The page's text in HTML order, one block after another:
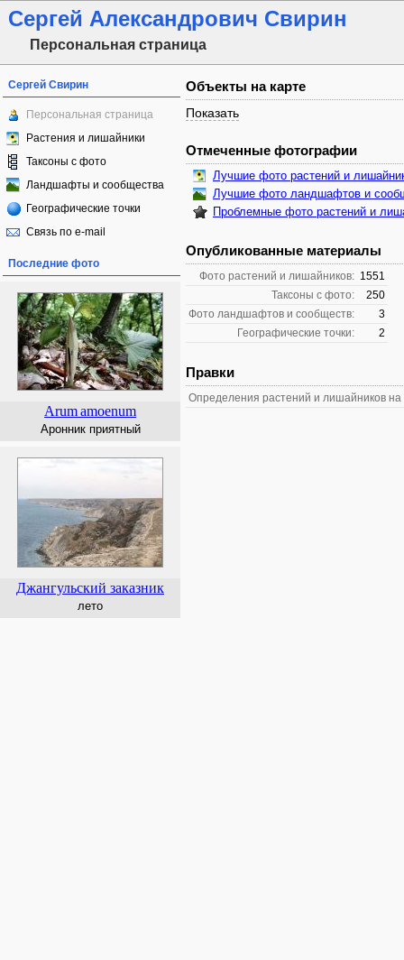
Сергей Александрович Свирин
Персональная страница
Сергей Свирин
Персональная страница
Растения и лишайники
Таксоны с фото
Ландшафты и сообщества
Географические точки
Связь по e-mail
Последние фото
Arumamoenum
Аронник приятный
Джангульский заказник
лето
Объекты на карте
Показать
Отмеченные фотографии
Лучшие фото растений и
Лучшие фото ландшафтов и
Проблемные фото растений и
Опубликованные материалы
Фото растений и лишайников: 1551
Таксоны с фото:
250
Фото ландшафтов и сообществ:
3
Географические точки:
2
Правки
Определения растений и лишайников